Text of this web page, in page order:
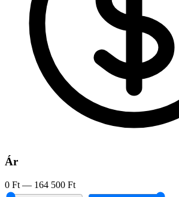
Ár
0 Ft — 164 500 Ft